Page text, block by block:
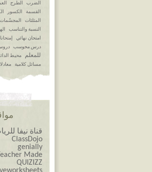
الضرب الطرح
القسمة
الكسور
المثلثات
المجسّمات
النسبة والتناسب
امتحان نهائي
درس محوسب
للمعلم محيط
مسائل كلامية
قناة نيفا
ClassDojo
genially
Teacher Made
QUIZIZZ